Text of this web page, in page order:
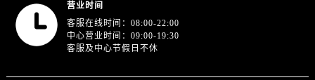
营业时间
客服在线时间：08:00-22:00
中心营业时间：09:00-19:30
客服及中心节假日不休